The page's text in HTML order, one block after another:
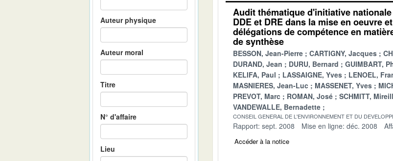
Auteur physique
Auteur moral
Titre
N° d'affaire
Lieu
Audit thématique d'initiative
DDE et DRE dans la mise en oeuvre
délégations de compétence en
de synthèse
BESSON, Jean-Pierre CARTIGNY, Jacques
DURAND, Jean
DURU, Bernard GUIMBART,
KELIFA, Paul
LASSAIGNE, Yves LENOEL,
MASNIERES, Jean-Luc
MASSENET, Yves
PREVOT, Marc
ROMAN, José SCHMITT,
VANDEWALLE, Bernadette
CONSEIL GENERAL DE L'ENVIRONNEMENT ET DU
Rapport: sept. 2008 Mise en ligne: déc. 2008
Accéder à la notice